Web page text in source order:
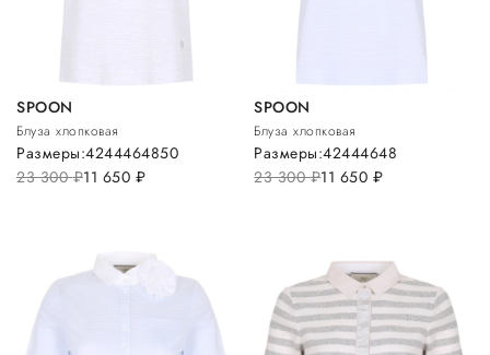
SPOON
Блуза хлопковая
23 300руб.11 650 руб.
Размеры:4244464850
SPOON
Блуза хлопковая
23 300руб.11 650 руб.
Размеры:42444648